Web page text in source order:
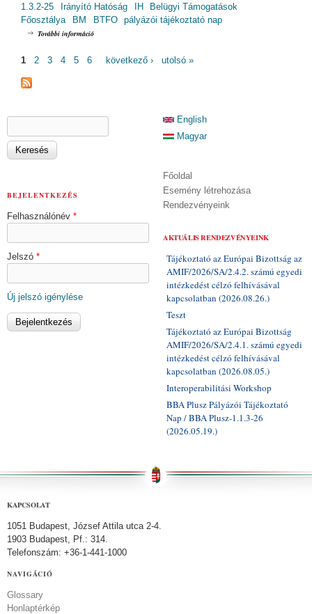
1.3.2-25
Irányító Hatóság IH
Belügyi Támogatások
Főosztálya
BM BTFO pályázói tájékoztató nap
További információ
OLDALAK
1 2 3 4 5 6 következő › utolsó »
KERESÉS ŰRLAP
BEJELENTKEZÉS
Felhasználónév *
Jelszó *
Új jelszó igénylése
English
Magyar
Főoldal
Esemény létrehozása
Rendezvényeink
AKTUÁLIS RENDEZVÉNYEINK
Tájékoztató az Európai Bizottság az
AMIF/2026/SA/2.4.2. számú egyedi
intézkedést célzó felhívásával
kapcsolatban (2026.08.26.)
Teszt
Tájékoztató az Európai Bizottság
AMIF/2026/SA/2.4.1. számú egyedi
intézkedést célzó felhívásával
kapcsolatban (2026.08.05.)
Interoperabilitási Workshop
BBA Plusz Pályázói Tájékoztató
Nap / BBA Plusz-1.1.3-26
(2026.05.19.)
KAPCSOLAT
1051 Budapest, József Attila utca 2-4.
1903 Budapest, Pf.: 314.
Telefonszám: +36-1-441-1000
NAVIGÁCIÓ
Glossary
Honlaptérkép